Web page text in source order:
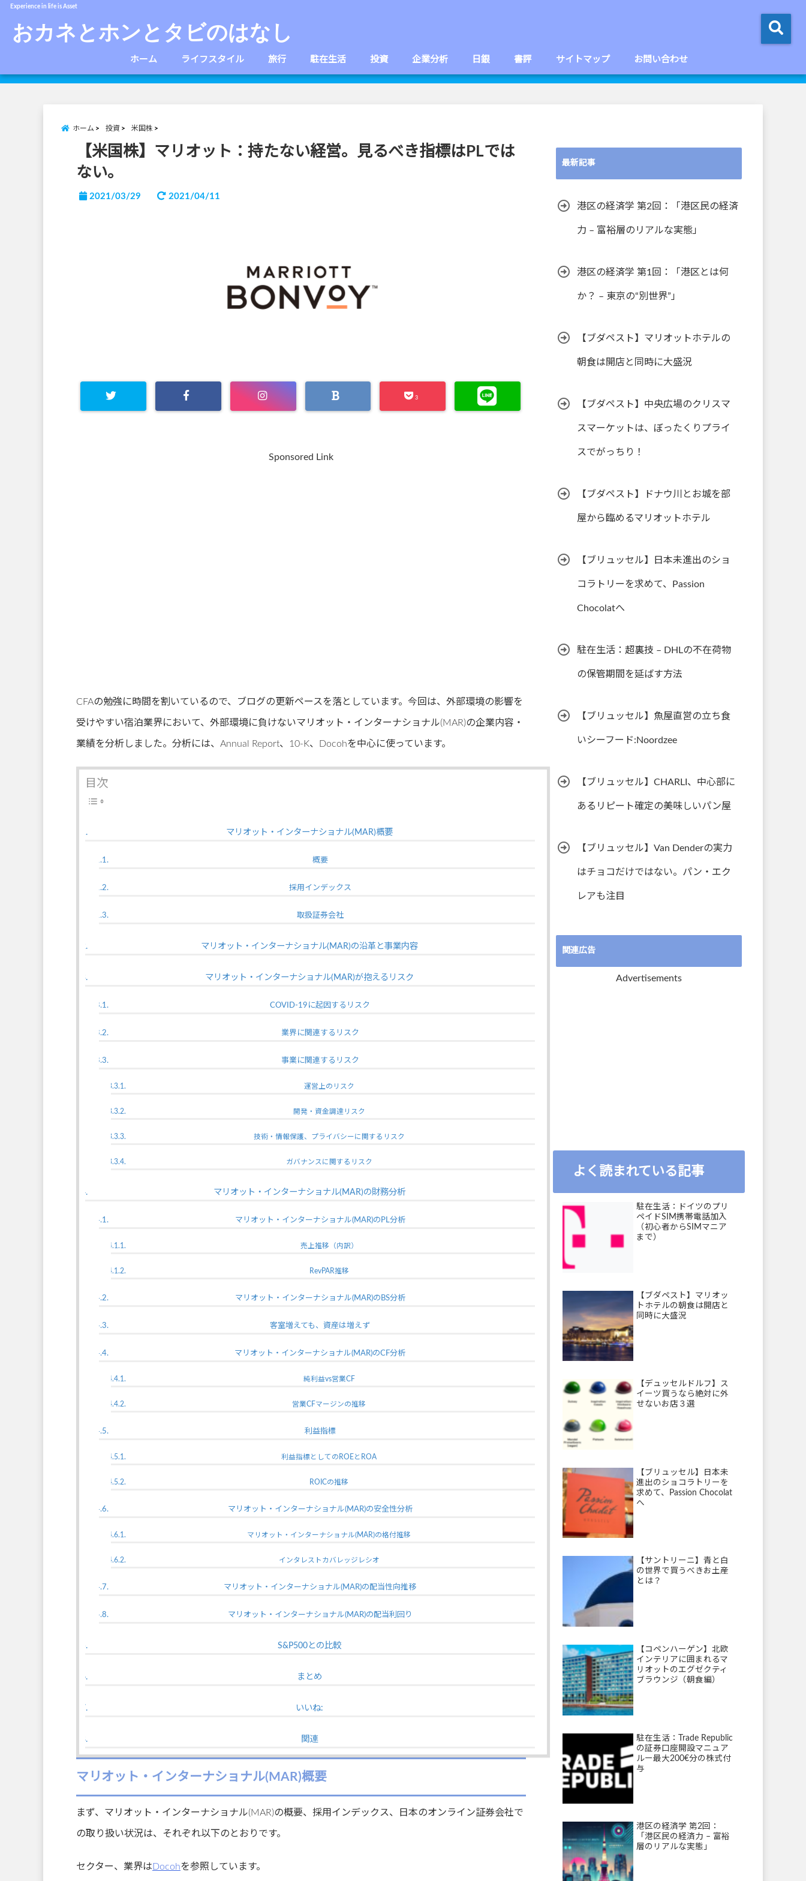
Experience in life is Asset
おカネとホンとタビのはなし
ホーム ライフスタイル 旅行 駐在生活 投資 企業分析 日銀 書評 サイトマップ お問い合わせ
ホーム 投資 米国株
【米国株】マリオット：持たない経営。見るべき指標はPLでは
ない。
2021/03/29 2021/04/11
3
Sponsored Link
CFAの勉強に時間を割いているので、ブログの更新ペースを落としています。今回は、外部環境の影響を
受けやすい宿泊業界において、外部環境に負けないマリオット・インターナショナル(MAR)の企業内容・
業績を分析しました。分析には、Annual Report、10-K、Docohを中心に使っています。
目次
マリオット・インターナショナル(MAR)概要
概要
採用インデックス
取扱証券会社
マリオット・インターナショナル(MAR)の沿革と事業内容
マリオット・インターナショナル(MAR)が抱えるリスク
COVID-19に起因するリスク
業界に関連するリスク
事業に関連するリスク
運営上のリスク
開発・資金調達リスク
技術・情報保護、プライバシーに関するリスク
ガバナンスに関するリスク
マリオット・インターナショナル(MAR)の財務分析
マリオット・インターナショナル(MAR)のPL分析
売上推移（内訳）
RevPAR推移
マリオット・インターナショナル(MAR)のBS分析
客室増えても、資産は増えず
マリオット・インターナショナル(MAR)のCF分析
純利益vs営業CF
営業CFマージンの推移
利益指標
利益指標としてのROEとROA
ROICの推移
マリオット・インターナショナル(MAR)の安全性分析
マリオット・インターナショナル(MAR)の格付推移
インタレストカバレッジレシオ
マリオット・インターナショナル(MAR)の配当性向推移
マリオット・インターナショナル(MAR)の配当利回り
S&P500との比較
まとめ
いいね:
関連
マリオット・インターナショナル(MAR)概要
まず、マリオット・インターナショナル(MAR)の概要、採用インデックス、日本のオンライン証券会社で
の取り扱い状況は、それぞれ以下のとおりです。
セクター、業界はDocohを参照しています。
最新記事
港区の経済学 第2回：「港区民の経済
力 – 富裕層のリアルな実態」
港区の経済学 第1回：「港区とは何
か？ – 東京の“別世界”」
【ブダペスト】マリオットホテルの
朝食は開店と同時に大盛況
【ブダペスト】中央広場のクリスマ
スマーケットは、ぼったくりプライ
スでがっちり！
【ブダペスト】ドナウ川とお城を部
屋から臨めるマリオットホテル
【ブリュッセル】日本未進出のショ
コラトリーを求めて、Passion
Chocolatへ
駐在生活：超裏技 – DHLの不在荷物
の保管期間を延ばす方法
【ブリュッセル】魚屋直営の立ち食
いシーフード:Noordzee
【ブリュッセル】CHARLI、中心部に
あるリピート確定の美味しいパン屋
【ブリュッセル】Van Denderの実力
はチョコだけではない。パン・エク
レアも注目
関連広告
Advertisements
よく読まれている記事
駐在生活：ドイツのプリ
ペイドSIM携帯電話加入
（初心者からSIMマニア
まで）
【ブダペスト】マリオッ
トホテルの朝食は開店と
同時に大盛況
【デュッセルドルフ】ス
イーツ買うなら絶対に外
せないお店３選
【ブリュッセル】日本未
進出のショコラトリーを
求めて、Passion Chocolat
へ
【サントリーニ】青と白
の世界で買うべきお土産
とは？
【コペンハーゲン】北欧
インテリアに囲まれるマ
リオットのエグゼクティ
ブラウンジ（朝食編）
駐在生活：Trade Republic
の証券口座開設マニュア
ルー最大200€分の株式付
与
港区の経済学 第2回：
「港区民の経済力 – 富裕
層のリアルな実態」